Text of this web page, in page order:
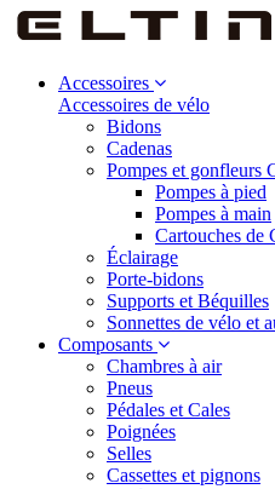
Accessoires
Accessoires de vélo
Bidons
Cadenas
Pompes et gonfleurs
Pompes à pied
Pompes à main
Cartouches de
Éclairage
Porte-bidons
Supports et Béquilles
Sonnettes de vélo et
Composants
Chambres à air
Pneus
Pédales et Cales
Poignées
Selles
Cassettes et pignons